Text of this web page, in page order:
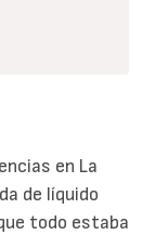
en La
de líquido
todo estaba